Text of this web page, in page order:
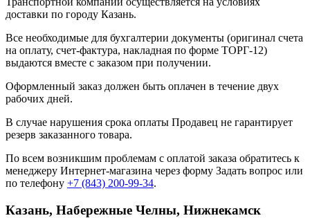
доставки по городу Казань.
Все необходимые для бухгалтерии документы (оригинал счета
на оплату, счет-фактура, накладная по форме ТОРГ-12)
выдаются вместе с заказом при получении.
Оформленный заказ должен быть оплачен в течение двух
рабочих дней.
В случае нарушения срока оплаты Продавец не гарантирует
резерв заказанного товара.
По всем возникшим проблемам с оплатой заказа обратитесь к
менеджеру Интернет-магазина через форму Задать вопрос или
по телефону +7 (843) 200-99-34.
Казань, Набережные Челны, Нижнекамск